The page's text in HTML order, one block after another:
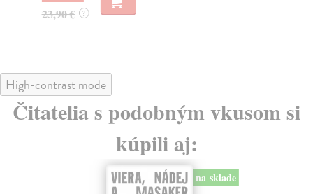
23,90 € ?
High-contrast mode
Čitatelia s podobným vkusom si
kúpili aj:
na sklade